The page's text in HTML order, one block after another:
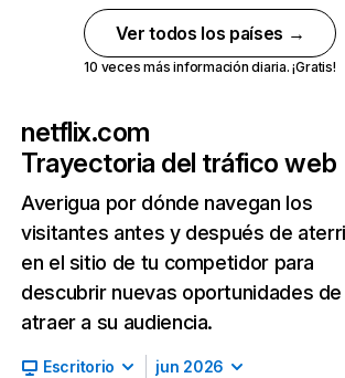
Ver todos los países →
10 veces más información diaria. ¡Gratis!
netflix.com
Trayectoria del tráfico web
Averigua por dónde navegan los
visitantes antes y después de
en el sitio de tu competidor para
descubrir nuevas oportunidades de
atraer a su audiencia.
Escritorio jun 2026